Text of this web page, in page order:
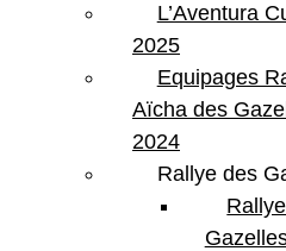
L’Aventura
2025
Equipages
Aïcha des
2024
Rallye des